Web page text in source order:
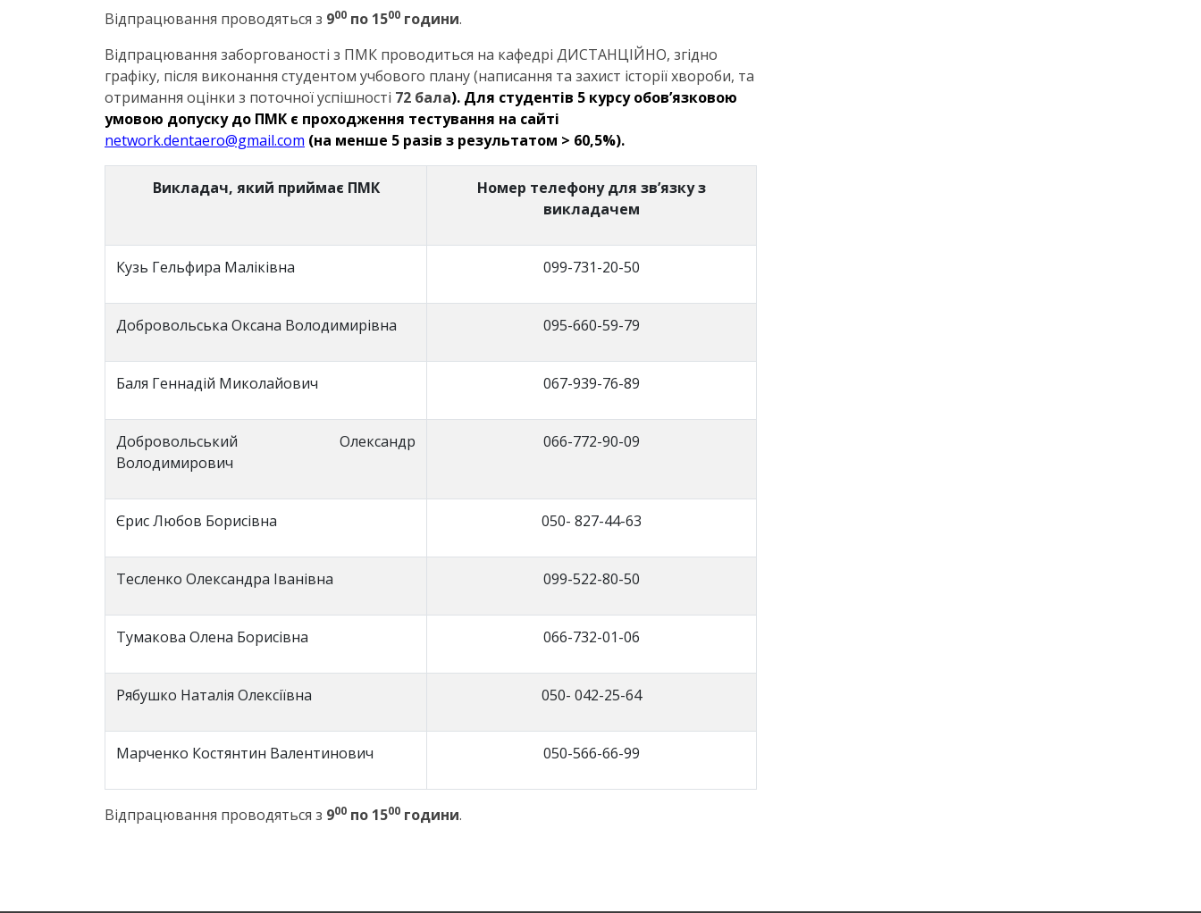
Відпрацювання проводяться з 900 по 1500 години.
Відпрацювання заборгованості з ПМК проводиться на кафедрі ДИСТАНЦІЙНО, згідно
графіку, після виконання студентом учбового плану (написання та захист історії хвороби, та
отримання оцінки з поточної успішності 72 бала). Для студентів 5 курсу обов’язковою
умовою допуску до ПМК є проходження тестування на сайті
network.dentaero@gmail.com (на менше 5 разів з результатом > 60,5%).
Викладач, який приймає ПМК
Номер телефону для зв’язку з
викладачем
Кузь Гельфира Маліківна 099-731-20-50
Добровольська Оксана Володимирівна 095-660-59-79
Баля Геннадій Миколайович 067-939-76-89
Добровольський Олександр
Володимирович
066-772-90-09
Єрис Любов Борисівна 050- 827-44-63
Тесленко Олександра Іванівна 099-522-80-50
Тумакова Олена Борисівна 066-732-01-06
Рябушко Наталія Олексіївна 050- 042-25-64
Марченко Костянтин Валентинович 050-566-66-99
Відпрацювання проводяться з 900 по 1500 години.